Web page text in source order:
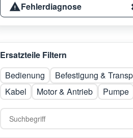
Fehlerdiagnose
Ersatzteile Filtern
Bedienung
Befestigung &
Kabel
Motor & Antrieb Pumpe